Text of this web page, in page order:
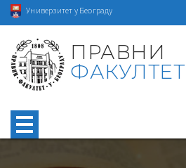
Универзитет у Београду
ПРАВНИ
ФАКУЛТЕТ